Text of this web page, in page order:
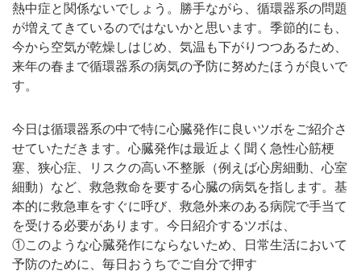
熱中症と関係ないでしょう。勝手ながら、循環器系の問題
が増えてきているのではないかと思います。季節的にも、
今から空気が乾燥しはじめ、気温も下がりつつあるため、
来年の春まで循環器系の病気の予防に努めたほうが良いで
す。
今日は循環器系の中で特に心臓発作に良いツボをご紹介さ
せていただきます。心臓発作は最近よく聞く急性心筋梗
塞、狭心症、リスクの高い不整脈（例えば心房細動、心室
細動）など、救急救命を要する心臓の病気を指します。基
本的に救急車をすぐに呼び、救急外来のある病院で手当て
を受ける必要があります。今日紹介するツボは、
①このような心臓発作にならないため、日常生活において
予防のために、毎日おうちでご自分で押す